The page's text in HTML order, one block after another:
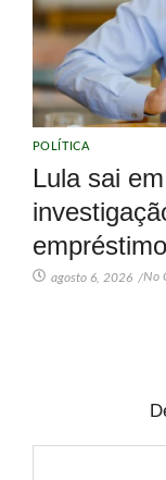
POLÍTICA
Lula sai
agosto 6, 2026 /No